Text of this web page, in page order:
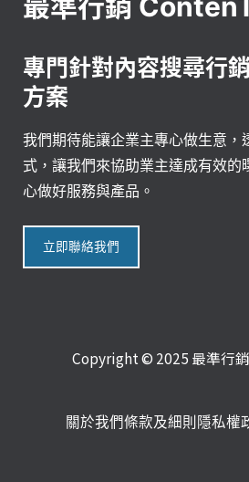
專門針對內容搜尋行
方案
我們期待能讓企業主專心做生意，
式，讓我們來協助業主達成有效的
心做好服務與產品。
立即聯絡我們
Copyright © 2025 最準行
關於我們條款及細則 隱私權